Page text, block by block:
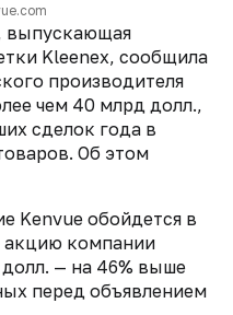
выпускающая
Kleenex, сообщила
производителя
чем 40 млрд долл.,
сделок года в
Об этом
Kenvue обойдется в
компании
— на 46% выше
перед объявлением